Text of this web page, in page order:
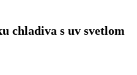
chladiva s uv svetlom